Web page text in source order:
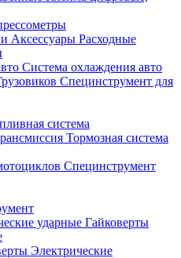
Расходные
Система охлаждения авто
Специнструмент для
система
Тормозная система
Специнструмент
Гайковерты
Электрические